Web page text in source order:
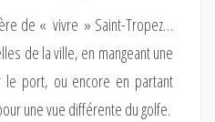
de « vivre » Saint-Tropez…
de la ville, en mangeant une
le port, ou encore en partant
une vue différente du golfe.